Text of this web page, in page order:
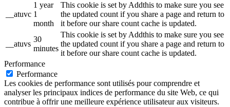
__atuvc
1 year
1
month
This cookie is set by Addthis to make sure you see
the updated count if you share a page and return to
it before our share count cache is updated.
__atuvs
30
minutes
This cookie is set by Addthis to make sure you see
the updated count if you share a page and return to
it before our share count cache is updated.
Performance
Performance
Les cookies de performance sont utilisés pour comprendre et
analyser les principaux indices de performance du site Web, ce qui
contribue à offrir une meilleure expérience utilisateur aux visiteurs.